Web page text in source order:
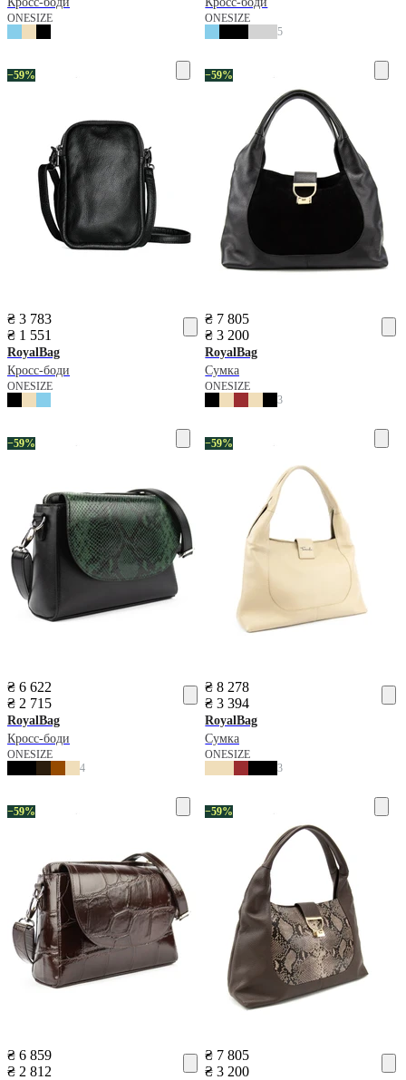
ONESIZE
ONESIZE
5
−59%
₴ 3 783
₴ 1 551
RoyalBag
Кросс-боди
ONESIZE
−59%
₴ 7 805
₴ 3 200
RoyalBag
Сумка
ONESIZE
3
−59%
₴ 6 622
₴ 2 715
RoyalBag
Кросс-боди
ONESIZE
4
−59%
₴ 8 278
₴ 3 394
RoyalBag
Сумка
ONESIZE
3
−59%
₴ 6 859
₴ 2 812
−59%
₴ 7 805
₴ 3 200